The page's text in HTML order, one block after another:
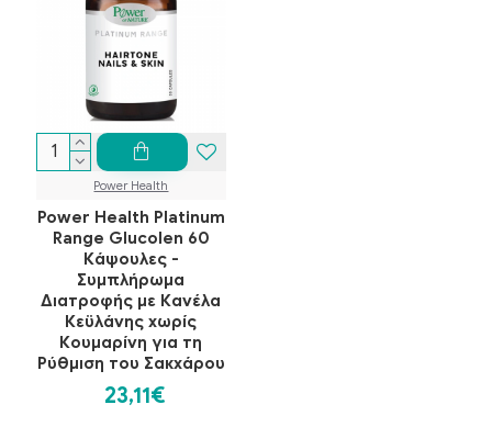
Power Health
Power Health Platinum
Range Glucolen 60
Κάψουλες -
Συμπλήρωμα
Διατροφής με Κανέλα
Κεϋλάνης χωρίς
Κουμαρίνη για τη
Ρύθμιση του Σακχάρου
23,11€